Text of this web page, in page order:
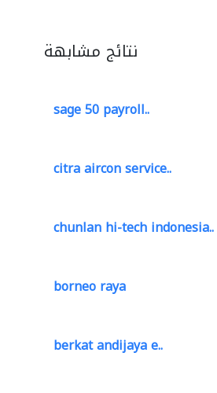
نتائج مشابهة
sage 50 payroll..
citra aircon service..
chunlan hi-tech indonesia..
borneo raya
berkat andijaya e..